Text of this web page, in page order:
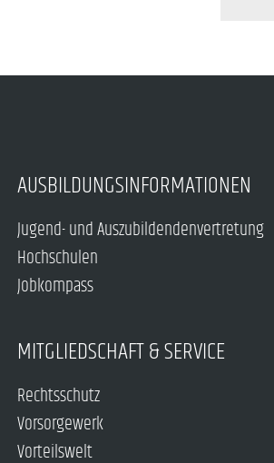
AUSBILDUNGSINFORMATIONEN
Jugend- und Auszubildendenvertretung
Hochschulen
Jobkompass
MITGLIEDSCHAFT & SERVICE
Rechtsschutz
Vorsorgewerk
Vorteilswelt